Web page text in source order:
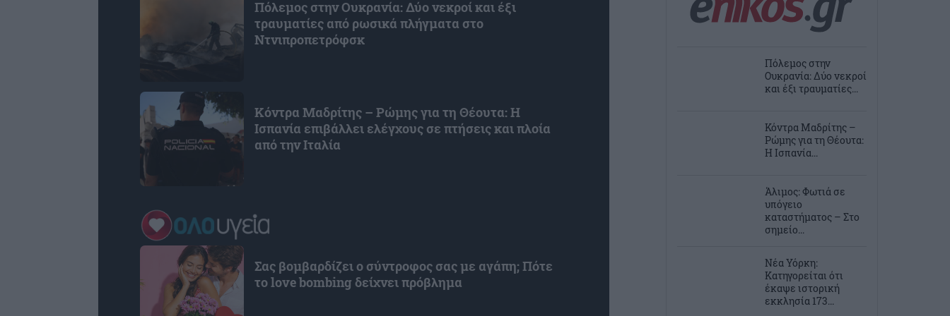
Πόλεμος στην Ουκρανία: Δύο νεκροί και έξι
τραυματίες από ρωσικά πλήγματα στο
Ντνιπροπετρόφσκ
Κόντρα Μαδρίτης – Ρώμης για τη Θέουτα: Η
Ισπανία επιβάλλει ελέγχους σε πτήσεις και πλοία
από την Ιταλία
Σας βομβαρδίζει ο σύντροφος σας με αγάπη; Πότε
το love bombing δείχνει πρόβλημα
Πόλεμος στην
Ουκρανία: Δύο νεκροί
και έξι τραυματίες...
Κόντρα Μαδρίτης –
Ρώμης για τη Θέουτα:
Η Ισπανία...
Άλιμος: Φωτιά σε
υπόγειο
καταστήματος – Στο
σημείο...
Νέα Υόρκη:
Κατηγορείται ότι
έκαψε ιστορική
εκκλησία 173...